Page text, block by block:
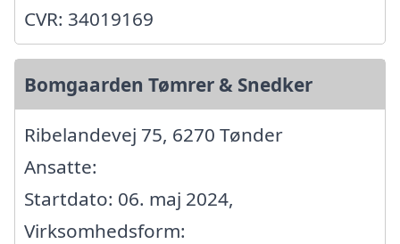
CVR: 34019169
Bomgaarden Tømrer & Snedker
Ribelandevej 75, 6270 Tønder
Ansatte:
Startdato: 06. maj 2024,
Virksomhedsform: